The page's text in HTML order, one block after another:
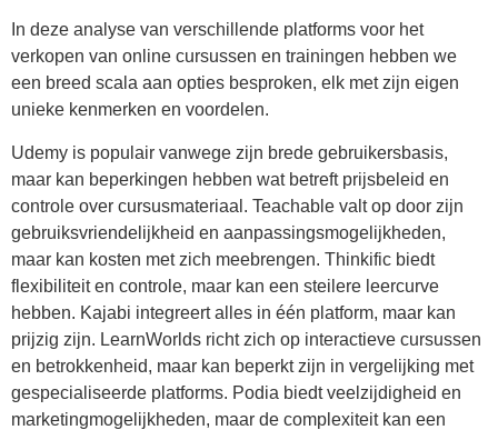
In deze analyse van verschillende platforms voor het
verkopen van online cursussen en trainingen hebben we
een breed scala aan opties besproken, elk met zijn eigen
unieke kenmerken en voordelen.
Udemy is populair vanwege zijn brede gebruikersbasis,
maar kan beperkingen hebben wat betreft prijsbeleid en
controle over cursusmateriaal. Teachable valt op door zijn
gebruiksvriendelijkheid en aanpassingsmogelijkheden,
maar kan kosten met zich meebrengen. Thinkific biedt
flexibiliteit en controle, maar kan een steilere leercurve
hebben. Kajabi integreert alles in één platform, maar kan
prijzig zijn. LearnWorlds richt zich op interactieve cursussen
en betrokkenheid, maar kan beperkt zijn in vergelijking met
gespecialiseerde platforms. Podia biedt veelzijdigheid en
marketingmogelijkheden, maar de complexiteit kan een